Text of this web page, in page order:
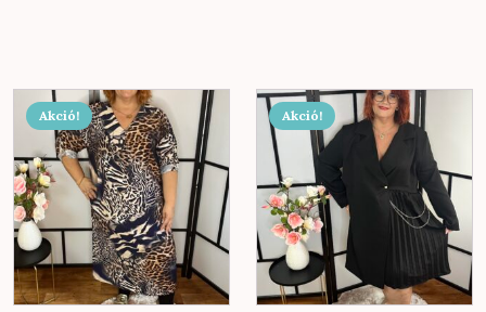
900 Ft. 500 Ft.
Akció! Akció!